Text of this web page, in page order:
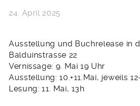
24. April 2025
Ausstellung und Buchrelease in
Balduinstrasse 22
Vernissage: 9. Mai 19 Uhr
Ausstellung: 10.+11.Mai, jeweils
Lesung: 11. Mai, 13h